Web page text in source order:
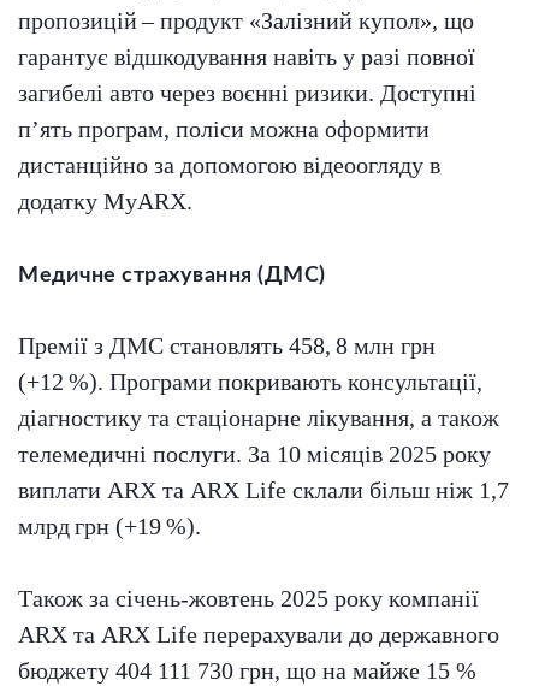
пропозицій – продукт «Залізний купол», що
гарантує відшкодування навіть у разі повної
загибелі авто через воєнні ризики. Доступні
п’ять програм, поліси можна оформити
дистанційно за допомогою відеоогляду в
додатку MyARX.
Медичне страхування (ДМС)
Премії з ДМС становлять 458, 8 млн грн
(+12 %). Програми покривають консультації,
діагностику та стаціонарне лікування, а також
телемедичні послуги. За 10 місяців 2025 року
виплати ARX та ARX Life склали більш ніж 1,7
млрд грн (+19 %).
Також за січень-жовтень 2025 року компанії
ARX та ARX Life перерахували до державного
бюджету 404 111 730 грн, що на майже 15 %